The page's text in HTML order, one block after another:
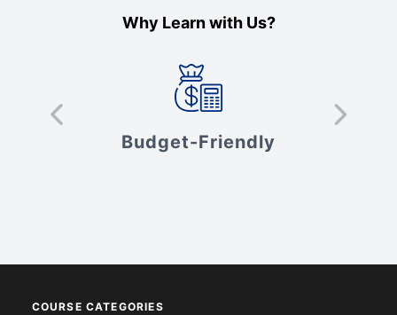
Why Learn with Us?
Budget-Friendly
COURSE CATEGORIES